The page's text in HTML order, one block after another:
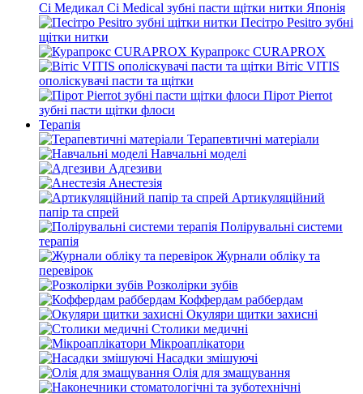
Сі Медикал Ci Medical зубні пасти щітки нитки Японія
Песітро Pesitro зубні
щітки нитки
Курапрокс CURAPROX
Вітіс VITIS
ополіскувачі пасти та щітки
Пірот Pierrot
зубні пасти щітки флоси
Терапія
Терапевтичні матеріали
Навчальні моделі
Адгезиви
Анестезія
Артикуляційний
папір та спрей
Полірувальні системи
терапія
Журнали обліку та
перевірок
Розколірки зубів
Коффердам раббердам
Окуляри щитки захисні
Столики медичні
Мікроаплікатори
Насадки змішуючі
Олія для змащування